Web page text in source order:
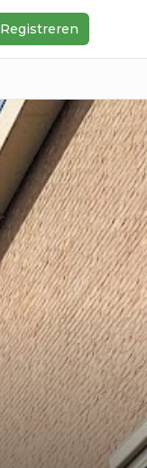
Registreren